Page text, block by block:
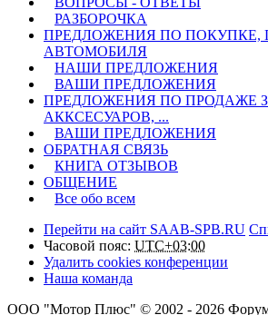
РАЗБОРОЧКА
ПРЕДЛОЖЕНИЯ ПО ПОКУПКЕ,
АВТОМОБИЛЯ
НАШИ ПРЕДЛОЖЕНИЯ
ВАШИ ПРЕДЛОЖЕНИЯ
ПРЕДЛОЖЕНИЯ ПО ПРОДАЖЕ
АККСЕСУАРОВ, ...
ВАШИ ПРЕДЛОЖЕНИЯ
ОБРАТНАЯ СВЯЗЬ
КНИГА ОТЗЫВОВ
ОБЩЕНИЕ
Все обо всем
Перейти на сайт SAAB-SPB.RU
Часовой пояс: UTC+03:00
Удалить cookies конференции
Наша команда
ООО "Мотор Плюс" © 2002 - 2026